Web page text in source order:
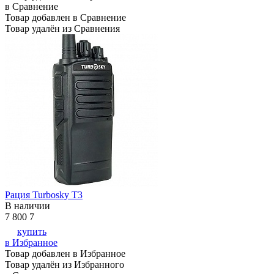
в Сравнение
Товар добавлен в Сравнение
Товар удалён из Сравнения
Рация Turbosky T3
В наличии
7 800 7
купить
в Избранное
Товар добавлен в Избранное
Товар удалён из Избранного